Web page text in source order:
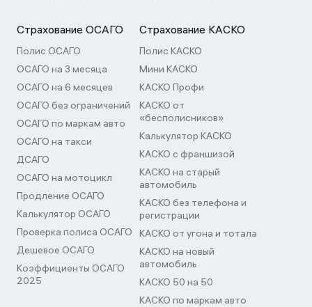
Страхование ОСАГО
Полис ОСАГО
ОСАГО на 3 месяца
ОСАГО на 6 месяцев
ОСАГО без ограничений
ОСАГО по маркам авто
ОСАГО на такси
ДСАГО
ОСАГО на мотоцикл
Продление ОСАГО
Калькулятор ОСАГО
Проверка полиса ОСАГО
Дешевое ОСАГО
Коэффициенты ОСАГО
2025
Страхование КАСКО
Полис КАСКО
Мини КАСКО
КАСКО Профи
КАСКО от
«бесполисников»
Калькулятор КАСКО
КАСКО с франшизой
КАСКО на старый
автомобиль
КАСКО без телефона и
регистрации
КАСКО от угона и тотала
КАСКО на новый
автомобиль
КАСКО 50 на 50
КАСКО по маркам авто